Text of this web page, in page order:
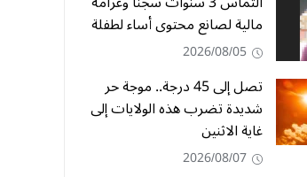
مالية لصانع محتوى أساء لطفلة
2026/08/05
تصل إلى 45 درجة.. موجة حر
شديدة تضرب هذه الولايات إلى
غاية الاثنين
2026/08/07